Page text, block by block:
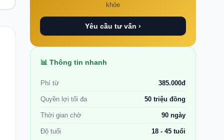
khỏe
Yêu cầu tư vấn ›
📊 Thông tin nhanh
Phí từ 385.000đ
Quyền lợi tối đa 50 triệu đồng
Thời gian chờ 90 ngày
Độ tuổi 18 - 45 tuổi